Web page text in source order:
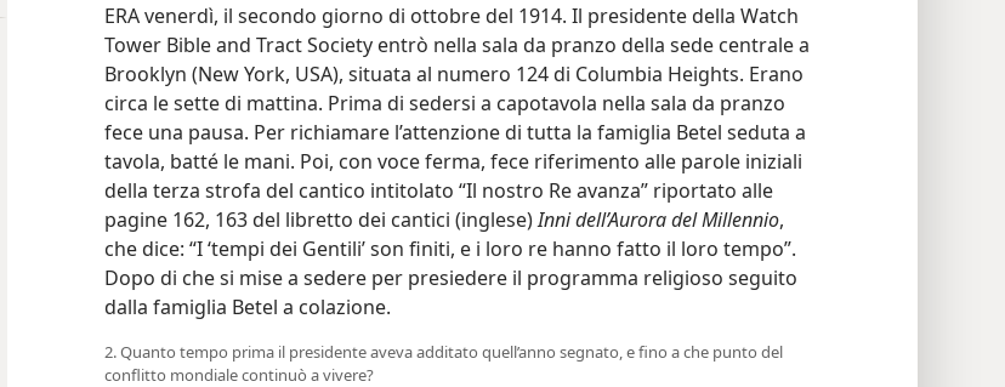
ERA venerdì, il secondo giorno di ottobre del 1914. Il presidente della Watch
Tower Bible and Tract Society entrò nella sala da pranzo della sede centrale a
Brooklyn (New York, USA), situata al numero 124 di Columbia Heights. Erano
circa le sette di mattina. Prima di sedersi a capotavola nella sala da pranzo
fece una pausa. Per richiamare l’attenzione di tutta la famiglia Betel seduta a
tavola, batté le mani. Poi, con voce ferma, fece riferimento alle parole iniziali
della terza strofa del cantico intitolato “Il nostro Re avanza” riportato alle
pagine 162, 163 del libretto dei cantici (inglese)Inni dell’Aurora del Millennio,
che dice: “I ‘tempi dei Gentili’ son finiti, e i loro re hanno fatto il loro tempo”.
Dopo di che si mise a sedere per presiedere il programma religioso seguito
dalla famiglia Betel a colazione.
2. Quanto tempo prima il presidente aveva additato quell’anno segnato, e fino a che punto del
conflitto mondiale continuò a vivere?